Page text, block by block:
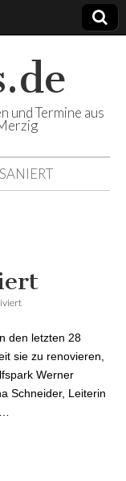
und Termine aus
den letzten 28
sie zu renovieren,
Werner
Schneider, Leiterin